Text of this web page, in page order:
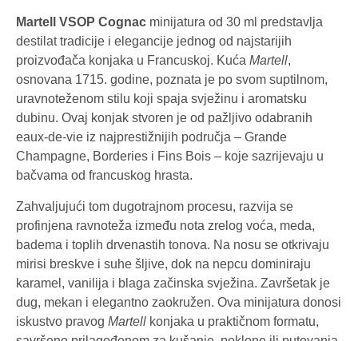
Martell VSOP Cognac minijatura od 30 ml predstavlja
destilat tradicije i elegancije jednog od najstarijih
proizvođača konjaka u Francuskoj. Kuća Martell,
osnovana 1715. godine, poznata je po svom suptilnom,
uravnoteženom stilu koji spaja svježinu i aromatsku
dubinu. Ovaj konjak stvoren je od pažljivo odabranih
eaux-de-vie iz najprestižnijih područja – Grande
Champagne, Borderies i Fins Bois – koje sazrijevaju u
bačvama od francuskog hrasta.
Zahvaljujući tom dugotrajnom procesu, razvija se
profinjena ravnoteža između nota zrelog voća, meda,
badema i toplih drvenastih tonova. Na nosu se otkrivaju
mirisi breskve i suhe šljive, dok na nepcu dominiraju
karamel, vanilija i blaga začinska svježina. Završetak je
dug, mekan i elegantno zaokružen. Ova minijatura donosi
iskustvo pravog Martell konjaka u praktičnom formatu,